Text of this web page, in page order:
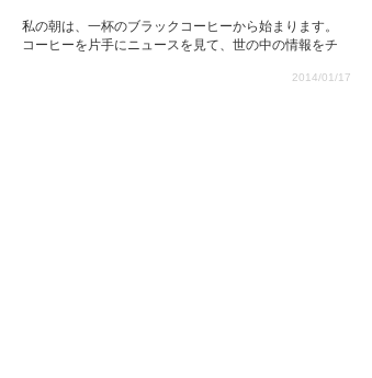
私の朝は、一杯のブラックコーヒーから始まります。
コーヒーを片手にニュースを見て、世の中の情報をチ
2014/01/17